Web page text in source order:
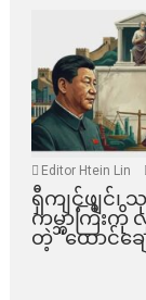
Editor Htein Lin
ရှီကျင့်ဖျင်၊
ကမ္ဘာကြီးကို
တဲ့ “ထောင်ချ